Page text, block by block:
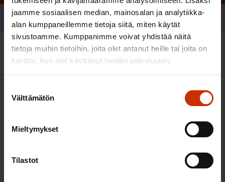
jaamme sosiaalisen median, mainosalan ja analytiikka-
alan kumppaneillemme tietoja siitä, miten käytät
sivustoamme. Kumppanimme voivat yhdistää näitä
tietoja muihin tietoihin, joita olet antanut heille tai joita on
kerätty, kun olet käyttänyt heidän palvelujaan.
valinta
Välttämätön
Mieltymykset
Tilastot
Jaa
Sinua saattaa myös kiinnostaa